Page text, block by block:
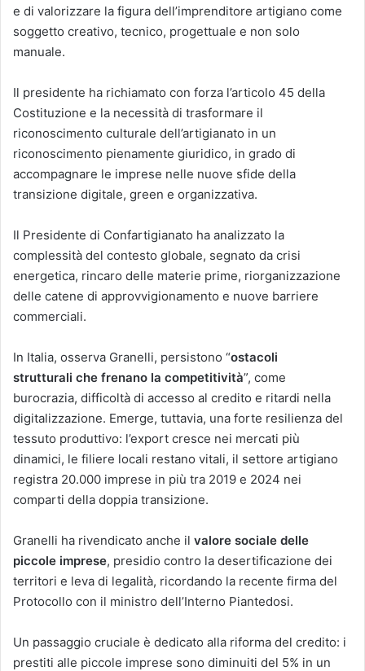
e di valorizzare la figura dell’imprenditore artigiano come
soggetto creativo, tecnico, progettuale e non solo
manuale.
Il presidente ha richiamato con forza l’articolo 45 della
Costituzione e la necessità di trasformare il
riconoscimento culturale dell’artigianato in un
riconoscimento pienamente giuridico, in grado di
accompagnare le imprese nelle nuove sfide della
transizione digitale, green e organizzativa.
Il Presidente di Confartigianato ha analizzato la
complessità del contesto globale, segnato da crisi
energetica, rincaro delle materie prime, riorganizzazione
delle catene di approvvigionamento e nuove barriere
commerciali.
In Italia, osserva Granelli, persistono “ostacoli
strutturali che frenano la competitività”, come
burocrazia, difficoltà di accesso al credito e ritardi nella
digitalizzazione. Emerge, tuttavia, una forte resilienza del
tessuto produttivo: l’export cresce nei mercati più
dinamici, le filiere locali restano vitali, il settore artigiano
registra 20.000 imprese in più tra 2019 e 2024 nei
comparti della doppia transizione.
Granelli ha rivendicato anche il valore sociale delle
piccole imprese, presidio contro la desertificazione dei
territori e leva di legalità, ricordando la recente firma del
Protocollo con il ministro dell’Interno Piantedosi.
Un passaggio cruciale è dedicato alla riforma del credito: i
prestiti alle piccole imprese sono diminuiti del 5% in un